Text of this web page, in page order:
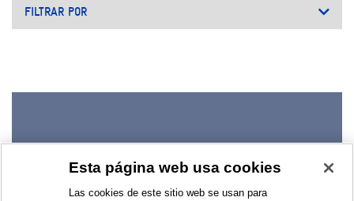
FILTRAR POR
Creaciones migrantes. 2024 (2)
Esta página web usa cookies
Las cookies de este sitio web se usan para